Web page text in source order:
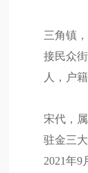
三角镇
接民众
人，户
宋代，
驻金三
2021年9